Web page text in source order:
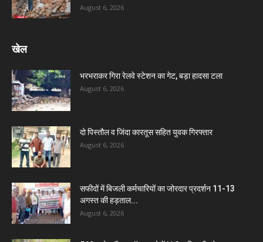
August 6, 2026
खेल
भरभराकर गिरा रेलवे स्टेशन का गेट, बड़ा हादसा टला
August 6, 2026
दो पिस्तौल व जिंदा कारतूस सहित युवक गिरफ्तार
August 6, 2026
सफीदों में बिजली कर्मचारियों का जोरदार प्रदर्शन 11-13
अगस्त की हड़ताल...
August 6, 2026